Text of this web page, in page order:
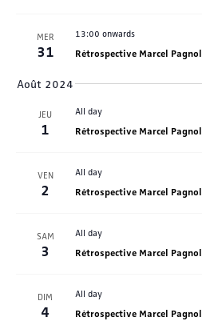
MER
31
13:00 onwards
Rétrospective Marcel Pagnol
Août 2024
JEU
1
All day
Rétrospective Marcel Pagnol
VEN
2
All day
Rétrospective Marcel Pagnol
SAM
3
All day
Rétrospective Marcel Pagnol
DIM
4
All day
Rétrospective Marcel Pagnol